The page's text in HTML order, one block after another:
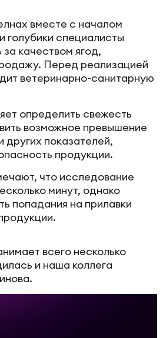
вместе с началом
голубики специалисты
качеством ягод,
Перед реализацией
ветеринарно-санитарную
определить свежесть
возможное превышение
других показателей,
продукции.
что исследование
минут, однако
попадания на прилавки
всего несколько
и наша коллега